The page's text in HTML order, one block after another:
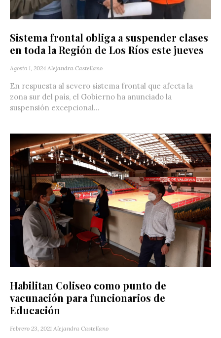
Sistema frontal obliga a suspender clases
en toda la Región de Los Ríos este jueves
Agosto 1, 2024 Alejandra Castellano
En respuesta al severo sistema frontal que afecta la
zona sur del país, el Gobierno ha anunciado la
suspensión excepcional...
Habilitan Coliseo como punto de
vacunación para funcionarios de
Educación
Febrero 23, 2021 Alejandra Castellano